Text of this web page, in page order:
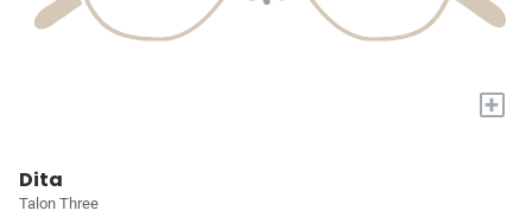
+
Dita
Talon Three